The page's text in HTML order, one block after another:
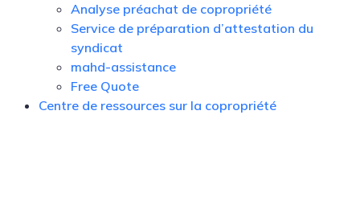
Analyse préachat de copropriété
Service de préparation d’attestation du
syndicat
mahd-assistance
Free Quote
Centre de ressources sur la copropriété